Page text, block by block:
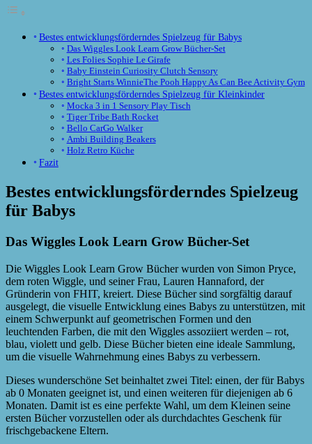
Bestes entwicklungsförderndes Spielzeug für Babys
Das Wiggles Look Learn Grow Bücher-Set
Les Folies Sophie Le Girafe
Baby Einstein Curiosity Clutch Sensory
Bright Starts WinnieThe Pooh Happy As Can Bee Activity Gym
Bestes entwicklungsförderndes Spielzeug für Kleinkinder
Mocka 3 in 1 Sensory Play Tisch
Tiger Tribe Bath Rocket
Bello CarGo Walker
Ambi Building Beakers
Holz Retro Küche
Fazit
Bestes entwicklungsförderndes Spielzeug
für Babys
Das Wiggles Look Learn Grow Bücher-Set
Die Wiggles Look Learn Grow Bücher wurden von Simon Pryce,
dem roten Wiggle, und seiner Frau, Lauren Hannaford, der
Gründerin von FHIT, kreiert. Diese Bücher sind sorgfältig darauf
ausgelegt, die visuelle Entwicklung eines Babys zu unterstützen, mit
einem Schwerpunkt auf geometrischen Formen und den
leuchtenden Farben, die mit den Wiggles assoziiert werden – rot,
blau, violett und gelb. Diese Bücher bieten eine ideale Sammlung,
um die visuelle Wahrnehmung eines Babys zu verbessern.
Dieses wunderschöne Set beinhaltet zwei Titel: einen, der für Babys
ab 0 Monaten geeignet ist, und einen weiteren für diejenigen ab 6
Monaten. Damit ist es eine perfekte Wahl, um dem Kleinen seine
ersten Bücher vorzustellen oder als durchdachtes Geschenk für
frischgebackene Eltern.